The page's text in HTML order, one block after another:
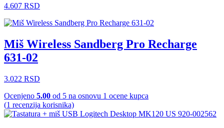
4.607 RSD
Miš Wireless Sandberg Pro Recharge
631-02
3.022 RSD
Ocenjeno 5.00 od 5 na osnovu 1 ocene kupca
(1 recenzija korisnika)